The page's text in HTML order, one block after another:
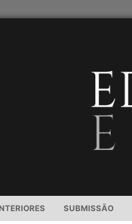
SUBMISSÃO